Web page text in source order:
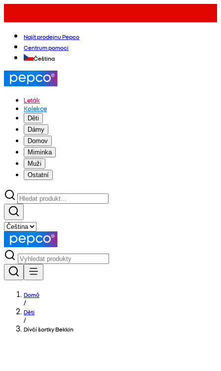
Najít prodejnu Pepco
Centrum pomoci
Čeština
Leták
Kolekce
Děti
Dámy
Domov
Miminka
Muži
Ostatní
Domů
/
Děti
/
Dívčí šortky Bekkin